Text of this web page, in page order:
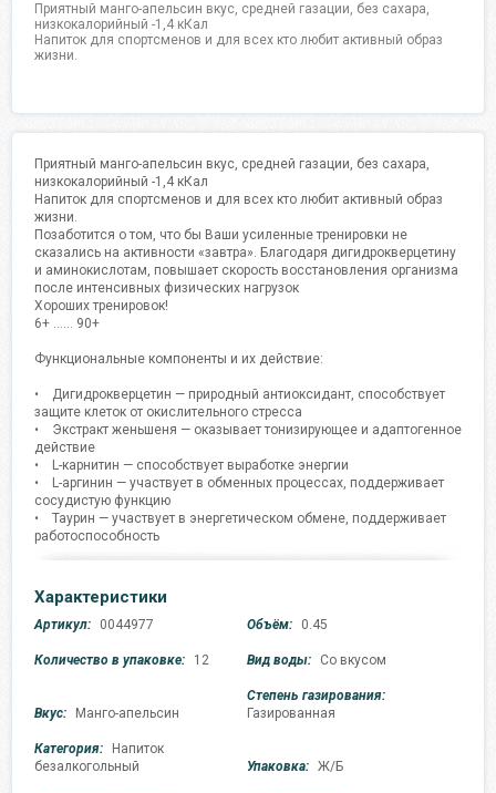
Приятный манго-апельсин вкус, средней газации, без сахара,
низкокалорийный -1,4 кКал
Напиток для спортсменов и для всех кто любит активный образ
жизни.
Приятный манго-апельсин вкус, средней газации, без сахара,
низкокалорийный -1,4 кКал
Напиток для спортсменов и для всех кто любит активный образ
жизни.
Позаботится о том, что бы Ваши усиленные тренировки не
сказались на активности «завтра». Благодаря дигидрокверцетину
и аминокислотам, повышает скорость восстановления организма
после интенсивных физических нагрузок
Хороших тренировок!
6+ …… 90+
Функциональные компоненты и их действие:
• Дигидрокверцетин — природный антиоксидант, способствует
защите клеток от окислительного стресса
• Экстракт женьшеня — оказывает тонизирующее и адаптогенное
действие
• L-карнитин — способствует выработке энергии
• L-аргинин — участвует в обменных процессах, поддерживает
сосудистую функцию
• Таурин — участвует в энергетическом обмене, поддерживает
работоспособность
Характеристики
Артикул: 0044977 Объём: 0.45
Количество в упаковке: 12 Вид воды: Со вкусом
Вкус: Манго-апельсин
Степень газирования:
Газированная
Категория:
Напиток
безалкогольный
Упаковка: Ж/Б